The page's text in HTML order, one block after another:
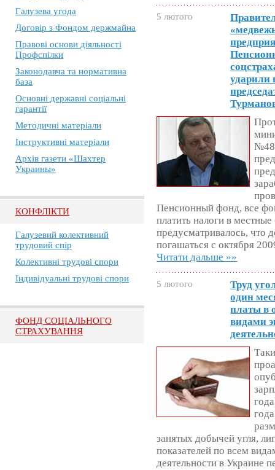
Галузева угода
Договір з Фондом держмайна
Правові основи діяльності
Профспілки
Законодавча та нормативна
база
Основні державні соціальні
гарантії
Методичні матеріали
Інструктивні матеріали
Архів газети «Шахтер
Украины»
КОНФЛІКТИ
Галузевий колективний
трудовий спір
Колективні трудові спори
Індивідуальні трудові спори
ФОНД СОЦІАЛЬНОГО
СТРАХУВАННЯ
5 лютого
ударили
Пенсионный фонд, все
платить налоги в
предусматривалось, что
погашаться с октября
Читати дальше »»
5 лютого
Труд
один
платы в
видами
занятых добычей угля,
показателей по всем
деятельности в Украине